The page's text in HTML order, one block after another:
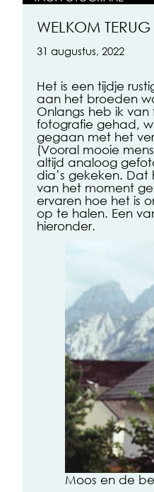
WELKOM TERUG
31 augustus, 2022
Het is een tijdje
aan het broeden
Onlangs heb ik
fotografie gehad,
gegaan met het
(Vooral mooie
altijd analoog
dia’s gekeken.
van het moment
ervaren hoe het is
op te halen. Een
hieronder.
Moos en de